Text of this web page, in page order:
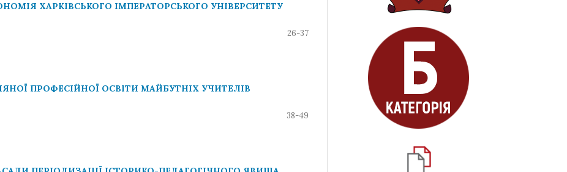
ХАРКІВСЬКОГО ІМПЕРАТОРСЬКОГО УНІВЕРСИТЕТУ
26-37
ПРОФЕСІЙНОЇ ОСВІТИ МАЙБУТНІХ УЧИТЕЛІВ
38-49